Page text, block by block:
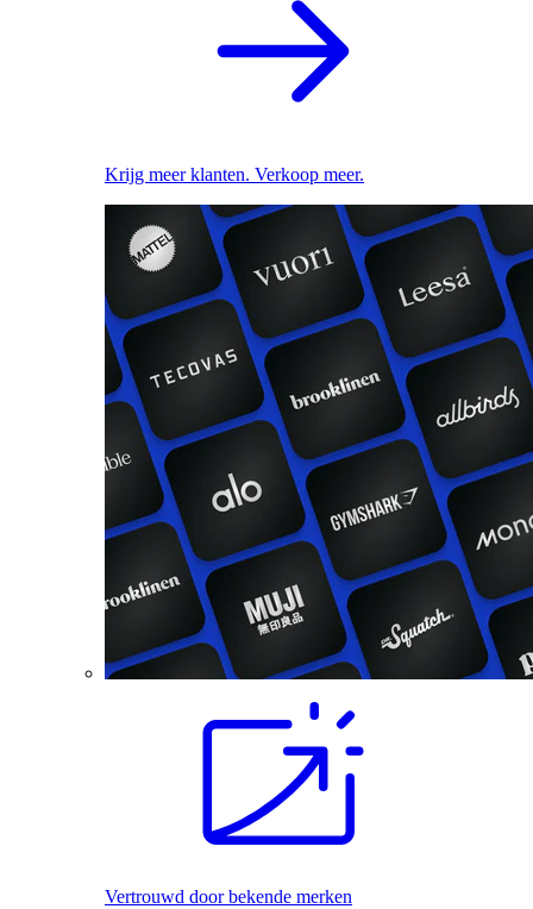
Krijg meer klanten. Verkoop meer.
Vertrouwd door bekende merken